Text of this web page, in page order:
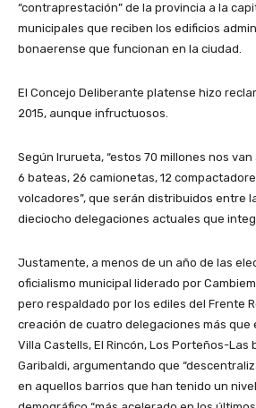
“contraprestación” de la provincia a la
municipales que reciben los edificios
bonaerense que funcionan en la ciudad.
El Concejo Deliberante platense hizo
2015, aunque infructuosos.
Según Irurueta, “estos 70 millones nos
6 bateas, 26 camionetas, 12
volcadores”, que serán distribuidos entre
dieciocho delegaciones actuales que
Justamente, a menos de un año de las
oficialismo municipal liderado por
pero respaldado por los ediles del Frente
creación de cuatro delegaciones más que
Villa Castells, El Rincón, Los Porteños-Las
Garibaldi, argumentando que
en aquellos barrios que han tenido un